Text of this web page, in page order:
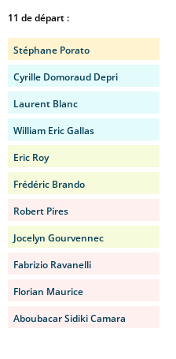
11 de départ :
Stéphane Porato
Cyrille Domoraud Depri
Laurent Blanc
William Eric Gallas
Eric Roy
Frédéric Brando
Robert Pires
Jocelyn Gourvennec
Fabrizio Ravanelli
Florian Maurice
Aboubacar Sidiki Camara